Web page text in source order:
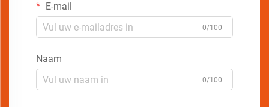
E-mail
0/100
Naam
0/100